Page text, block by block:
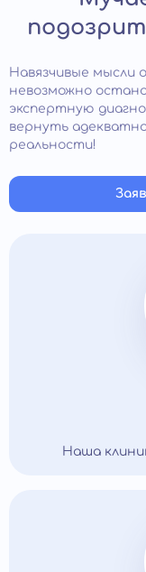
Навязчивые мысли
невозможно
экспертную
вернуть
реальности!
Наша